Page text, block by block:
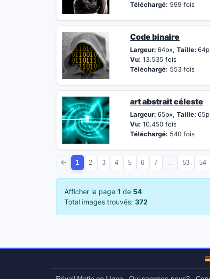
Téléchargé: 599 fois
Code binaire
Largeur:64px,Taille:
Vu: 13.535 fois
Téléchargé: 553 fois
art abstrait céleste
Largeur:65px,Taille:
Vu: 10.450 fois
Téléchargé: 540 fois
1 2 3 4 5 6 7 53 54
Afficher la page 1 de 54
Total images trouvés: 372